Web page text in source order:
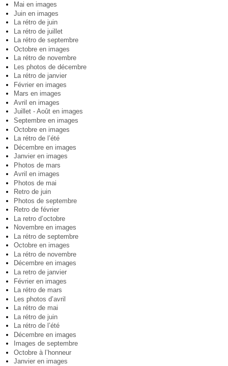
Mai en images
Juin en images
La rétro de juin
La rétro de juillet
La rétro de septembre
Octobre en images
La rétro de novembre
Les photos de décembre
La rétro de janvier
Février en images
Mars en images
Avril en images
Juillet - Août en images
Septembre en images
Octobre en images
La rétro de l’été
Décembre en images
Janvier en images
Photos de mars
Avril en images
Photos de mai
Retro de juin
Photos de septembre
Retro de février
La retro d’octobre
Novembre en images
La rétro de septembre
Octobre en images
La rétro de novembre
Décembre en images
La retro de janvier
Février en images
La rétro de mars
Les photos d’avril
La rétro de mai
La rétro de juin
La rétro de l’été
Décembre en images
Images de septembre
Octobre à l’honneur
Janvier en images